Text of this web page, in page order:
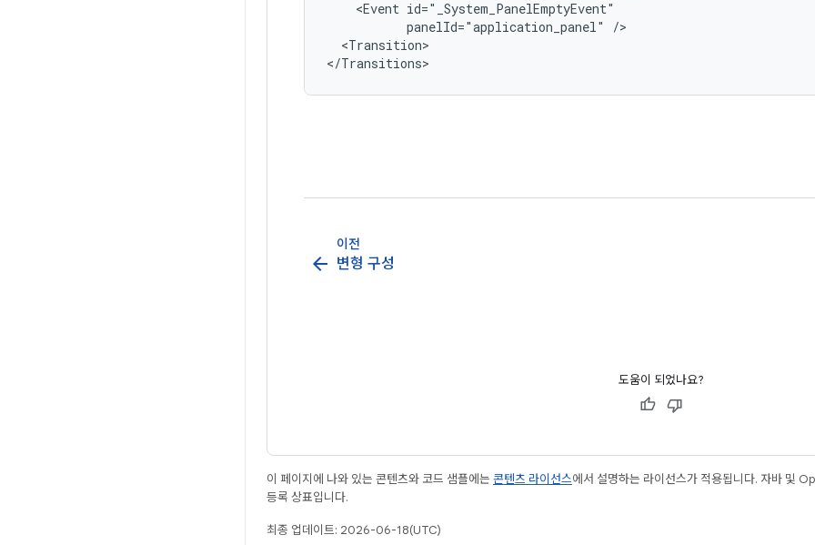
<Event
panelId="application_panel"
<Transition>
이전
arrow_back 변형 구성
도움이 되었나요?
이 페이지에 나와 있는 콘텐츠와 코드 샘플에는 콘텐츠 라이선스에서 설명하는 라이선스가 적용됩니다. 자바 및
등록 상표입니다.
최종 업데이트: 2026-06-18(UTC)